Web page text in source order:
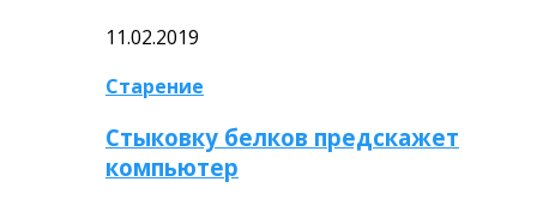
11.02.2019
Старение
Стыковку белков предскажет
компьютер